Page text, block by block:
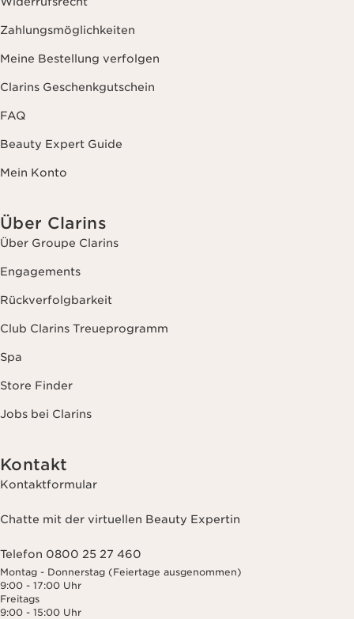
Zahlungsmöglichkeiten
Meine Bestellung verfolgen
Clarins Geschenkgutschein
FAQ
Beauty Expert Guide
Mein Konto
Über Clarins
Über Groupe Clarins
Engagements
Rückverfolgbarkeit
Club Clarins Treueprogramm
Spa
Store Finder
Jobs bei Clarins
Kontakt
Kontaktformular
Chatte mit der virtuellen Beauty Expertin
Telefon 0800 25 27 460
Montag - Donnerstag (Feiertage ausgenommen)
9:00 - 17:00 Uhr
Freitags
9:00 - 15:00 Uhr